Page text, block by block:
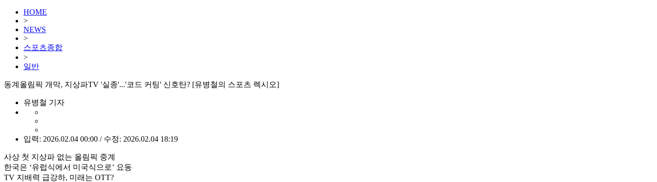
HOME
>
NEWS
>
스포츠종합
>
일반
동계올림픽 개막, 지상파TV '실종'...'코드 커팅' 신호탄? [유병철의 스포츠 렉시오]
유병철 기자
입력: 2026.02.04 00:00 / 수정: 2026.02.04 18:19
사상 첫 지상파 없는 올림픽 중계
한국은 ‘유럽식에서 미국식으로’ 요동
TV 지배력 급강하, 미래는 OTT?